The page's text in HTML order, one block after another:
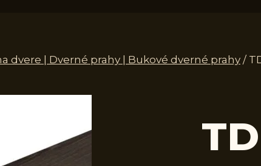
dvere | Dverné prahy | Bukové dverné prahy /